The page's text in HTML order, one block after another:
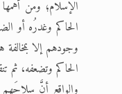
الإسلام؛ ومن
الحاكم وغدرُه أو
وجودهم إلا
الحاكم وتضعفه، ثم
والواقع أنَّ سلاحَهم